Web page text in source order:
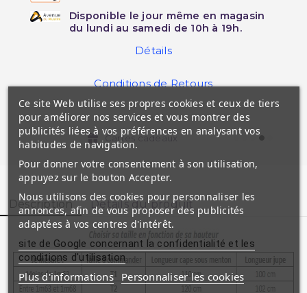
Disponible le jour même en magasin
du lundi au samedi de 10h à 19h.
Détails
Conditions de Retours
Cartes cadeaux
Description Détails du produit
Ce site Web utilise ses propres cookies et ceux de tiers
pour améliorer nos services et vous montrer des
publicités liées à vos préférences en analysant vos
habitudes de navigation.
Pour donner votre consentement à son utilisation,
appuyez sur le bouton Accepter.
Nous utilisons des cookies pour personnaliser les
annonces, afin de vous proposer des publicités
adaptées à vos centres d'intérêt.
site de Google concernant la confidentialité et les
conditions d'utilisation
Plus d'informations Personnaliser les cookies